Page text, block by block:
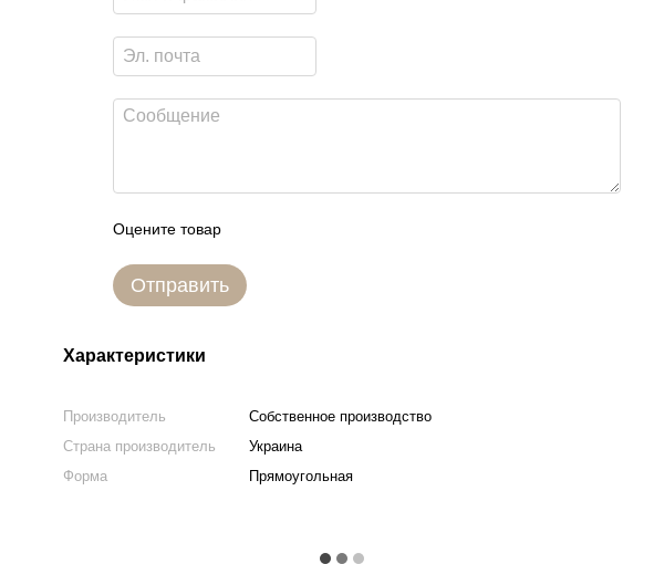
Оцените товар
Отправить
Характеристики
Производитель
Собственное производство
Страна производитель
Украина
Форма
Прямоугольная